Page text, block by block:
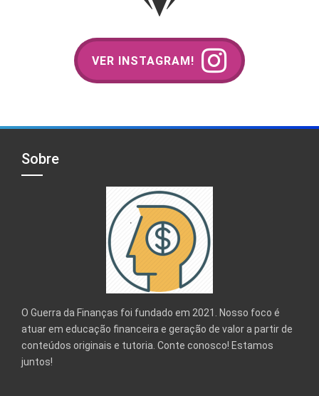
VER INSTAGRAM!
Sobre
O Guerra da Finanças foi fundado em 2021. Nosso foco é
atuar em educação financeira e geração de valor a partir de
conteúdos originais e tutoria. Conte conosco! Estamos
juntos!